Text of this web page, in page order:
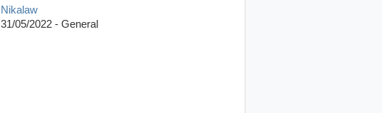
Nikalaw
31/05/2022 - General